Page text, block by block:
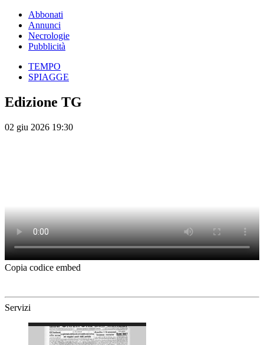
Abbonati
Annunci
Necrologie
Pubblicità
TEMPO
SPIAGGE
Edizione TG
02 giu 2026 19:30
Copia codice embed
Servizi